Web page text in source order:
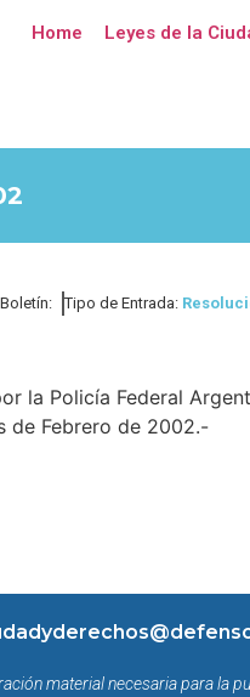
Home Leyes de la
Tipo de Entrada:
la Policía Federal
de Febrero de 2002.-
material necesaria para la